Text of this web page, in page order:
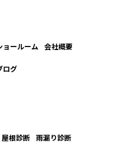
ョールーム 会社概要
ログ
根診断 雨漏り診断